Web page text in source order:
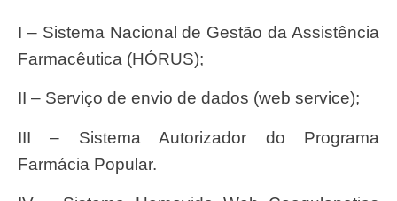
I – Sistema Nacional de Gestão da Assistência
Farmacêutica (HÓRUS);
II – Serviço de envio de dados (web service);
III – Sistema Autorizador do Programa
Farmácia Popular.